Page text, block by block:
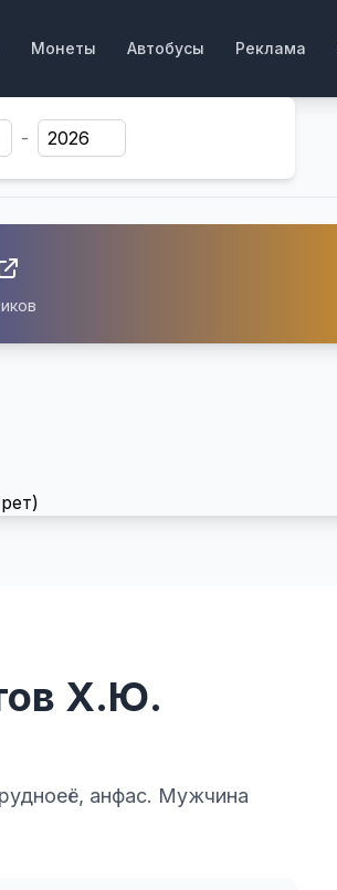
Монеты Автобусы Реклама
-
Х.Ю.
анфас. Мужчина